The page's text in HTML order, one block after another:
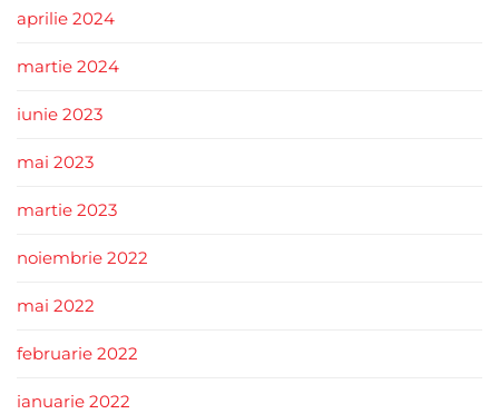
aprilie 2024
martie 2024
iunie 2023
mai 2023
martie 2023
noiembrie 2022
mai 2022
februarie 2022
ianuarie 2022